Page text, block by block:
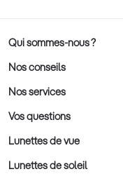
Qui sommes-nous ?
Notre charte déontologique
AFNOR Certification
Rendez-vous prévision
Nos conseils
Nos conseils lunettes
Nos conseils lentilles
Nos conseils enfants
Nos conseils santé visuelle
Nos services
Optic 2000 à domicile
Le contrôle de la vue chez
L'entretien de votre
Vos questions
Lunettes de vue
Lunettes de vue
Lunettes de soleil